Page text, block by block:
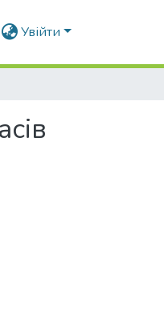
Увійти